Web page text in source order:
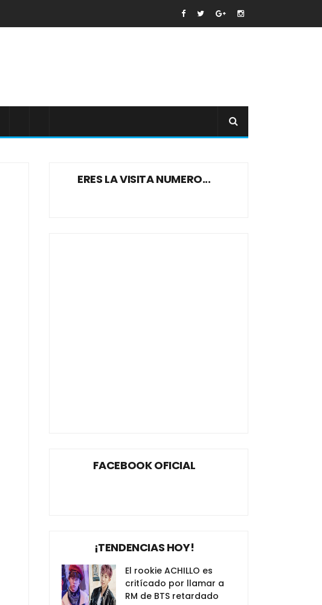
ERES LA VISITA NUMERO...
FACEBOOK OFICIAL
¡TENDENCIAS HOY!
El rookie ACHILLO es
critícado por llamar a
RM de BTS retardado